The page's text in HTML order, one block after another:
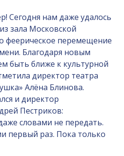
Сегодня нам даже удалось
зала Московской
феерическое перемещение
Благодаря новым
быть ближе к культурной
директор театра
Алёна Блинова.
и директор
Пестриков:
словами не передать.
первый раз. Пока только